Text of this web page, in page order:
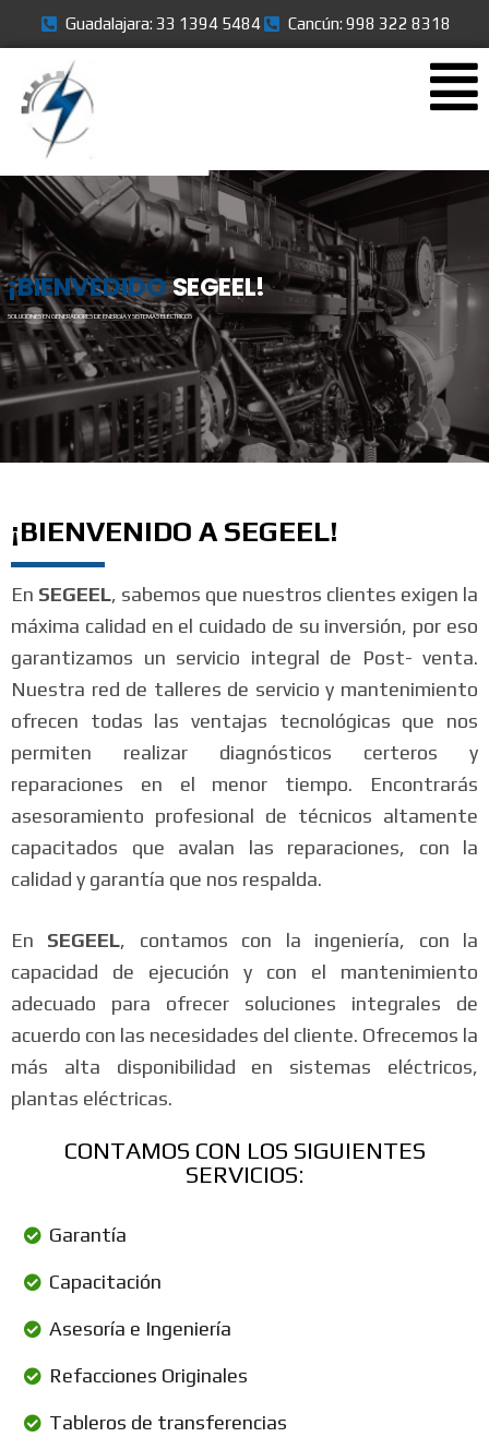
Guadalajara: 33 1394 5484 Cancún: 998 322 8318
¡BIENVEDIDOSEGEEL!
SOLUCIONES EN GENERADORES DE ENERGÍA Y SISTEMAS ELÉCTRICOS
¡BIENVENIDO A SEGEEL!
En SEGEEL, sabemos que nuestros clientes exigen la
máxima calidad en el cuidado de su inversión, por eso
garantizamos un servicio integral de Post- venta.
Nuestra red de talleres de servicio y mantenimiento
ofrecen todas las ventajas tecnológicas que nos
permiten realizar diagnósticos certeros y
reparaciones en el menor tiempo. Encontrarás
asesoramiento profesional de técnicos altamente
capacitados que avalan las reparaciones, con la
calidad y garantía que nos respalda.
En SEGEEL, contamos con la ingeniería, con la
capacidad de ejecución y con el mantenimiento
adecuado para ofrecer soluciones integrales de
acuerdo con las necesidades del cliente. Ofrecemos la
más alta disponibilidad en sistemas eléctricos,
plantas eléctricas.
CONTAMOS CON LOS SIGUIENTES
SERVICIOS:
Garantía
Capacitación
Asesoría e Ingeniería
Refacciones Originales
Tableros de transferencias